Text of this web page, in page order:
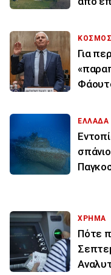
ΚΟΣΜΟΣ
Για
ΕΛΛΑΔΑ
ΧΡΗΜΑ
Πότε